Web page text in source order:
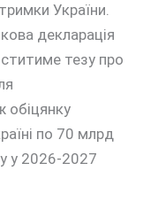
України.
декларація
тезу про
обіцянку
по 70 млрд
у 2026-2027